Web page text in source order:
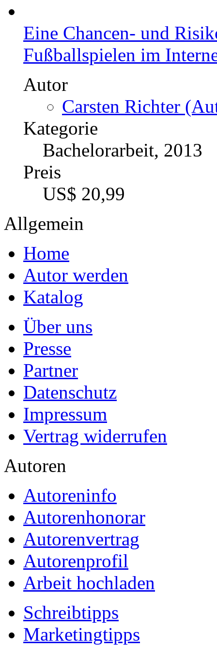
Eine Chancen- und
Fußballspielen im
Autor
Carsten Richter
Kategorie
Bachelorarbeit, 2013
Preis
US$ 20,99
Allgemein
Home
Autor werden
Katalog
Über uns
Presse
Partner
Datenschutz
Impressum
Vertrag widerrufen
Autoren
Autoreninfo
Autorenhonorar
Autorenvertrag
Autorenprofil
Arbeit hochladen
Schreibtipps
Marketingtipps